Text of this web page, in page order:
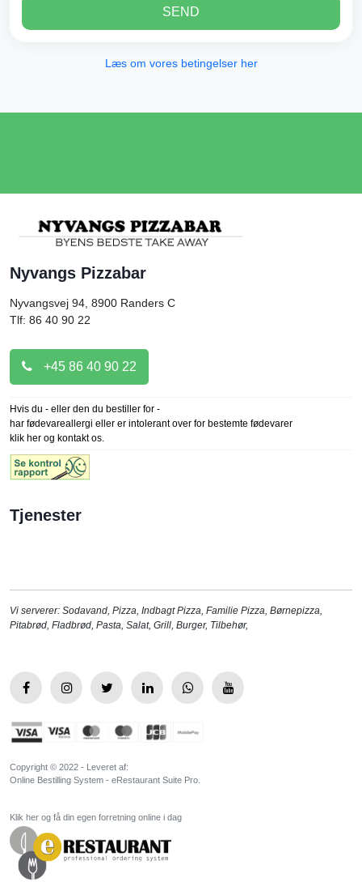
SEND
Læs om vores betingelser her
Nyvangs Pizzabar
Nyvangsvej 94, 8900 Randers C
Tlf: 86 40 90 22
+45 86 40 90 22
Hvis du - eller den du bestiller for -
har fødevareallergi eller er intolerant over for bestemte fødevarer
klik her og kontakt os.
Tjenester
Vi serverer: Sodavand Pizza Indbagt Pizza Familie Pizza Børnepizza
Pitabrød Fladbrød Pasta Salat, Grill Burger, Tilbehør,
Copyright © 2022 - Leveret af:
Online Bestilling System - eRestaurant Suite Pro.
Klik her og få din egen forretning online i dag